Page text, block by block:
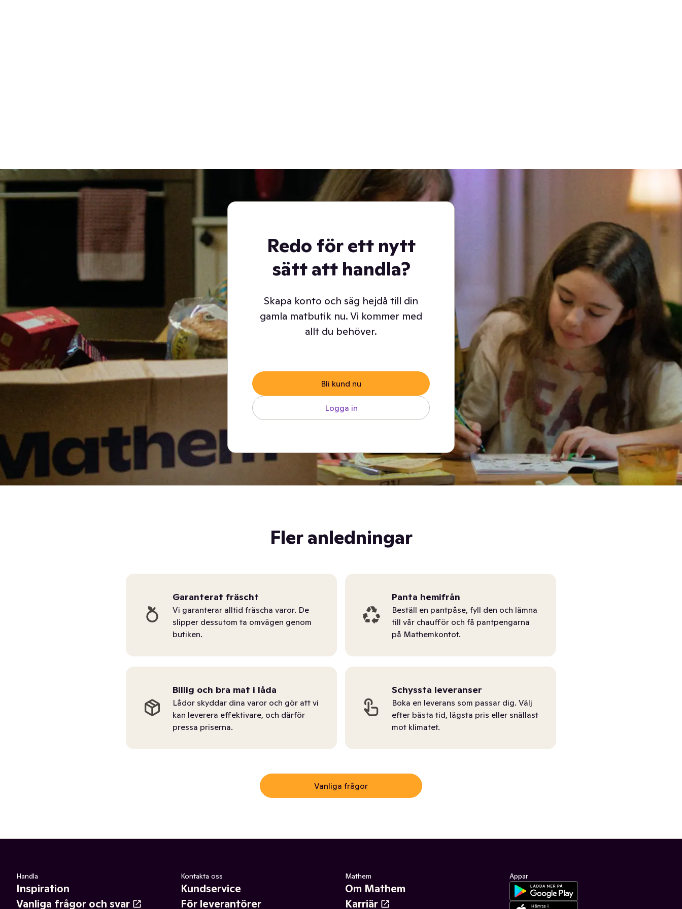
Redo för ett nytt
sätt att handla?
Skapa konto och säg hejdå till din
gamla matbutik nu. Vi kommer med
allt du behöver.
Bli kund nu
Logga in
Fler anledningar
Garanterat fräscht
Vi garanterar alltid fräscha varor. De
slipper dessutom ta omvägen genom
butiken.
Panta hemifrån
Beställ en pantpåse, fyll den och lämna
till vår chaufför och få pantpengarna
på Mathemkontot.
Billig och bra mat i låda
Lådor skyddar dina varor och gör att vi
kan leverera effektivare, och därför
pressa priserna.
Schyssta leveranser
Boka en leverans som passar dig. Välj
efter bästa tid, lägsta pris eller snällast
mot klimatet.
Vanliga frågor
Handla
Inspiration
Vanliga frågor och svar
Kontakta oss
Kundservice
För leverantörer
Mathem
Om Mathem
Karriär
Appar